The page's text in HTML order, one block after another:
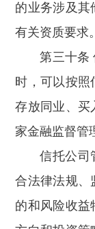
的业务涉及其
有关资质要求。
第三十条
时，可以按照
存放同业、买
家金融监督管
信托公司
合法律法规、
的和风险收益